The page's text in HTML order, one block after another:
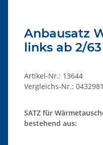
Anbausatz
links ab 2/63
Artikel-Nr.: 13644
Vergleichs-Nr.:
SATZ für
bestehend aus: